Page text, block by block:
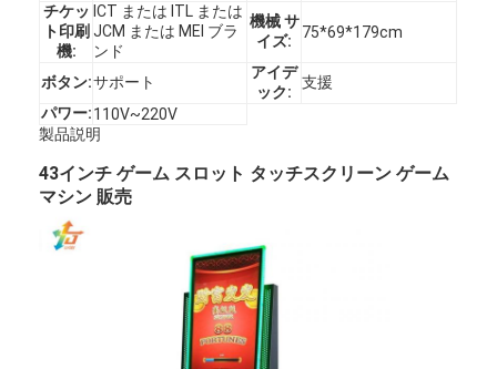
チケッ
ト印刷
機:
ICT または ITL または
JCM または MEI ブラ
ンド
機械 サ
イズ:
75*69*179cm
ボタン:サポート
アイデ
ック:
支援
パワー:110V~220V
製品説明
43インチ ゲーム スロット タッチスクリーン ゲーム
マシン 販売